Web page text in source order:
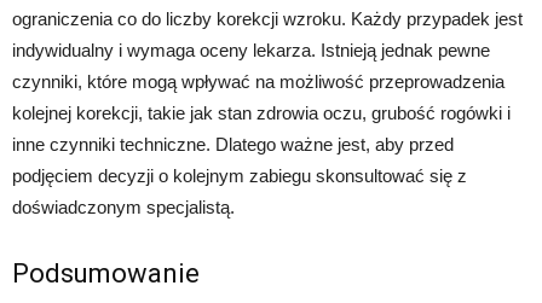
ograniczenia co do liczby korekcji wzroku. Każdy przypadek jest
indywidualny i wymaga oceny lekarza. Istnieją jednak pewne
czynniki, które mogą wpływać na możliwość przeprowadzenia
kolejnej korekcji, takie jak stan zdrowia oczu, grubość rogówki i
inne czynniki techniczne. Dlatego ważne jest, aby przed
podjęciem decyzji o kolejnym zabiegu skonsultować się z
doświadczonym specjalistą.
Podsumowanie